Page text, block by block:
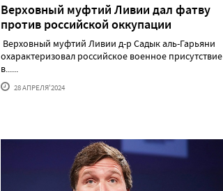
Верховный муфтий Ливии дал фатву
против российской оккупации
Верховный муфтий Ливии д-р Садык аль-Гарьяни
охарактеризовал российское военное присутствие
в......
28 АПРЕЛЯ'2024